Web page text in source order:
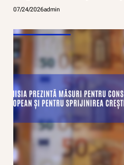
07/24/2026admin